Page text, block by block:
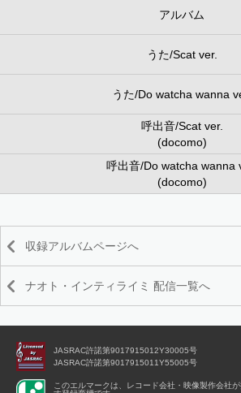
アルバム
うた/Scat ver.
うた/Do watcha wanna
呼出音/Scat ver.
(docomo)
呼出音/Do watcha wanna
(docomo)
収録アルバムページへ
ナオト・インティライミ 配信一覧へ
JASRAC許諾第9017915012Y30005号
JASRAC許諾第9017915011Y55005号
このエルマークは、レコード会社・映像製作会社